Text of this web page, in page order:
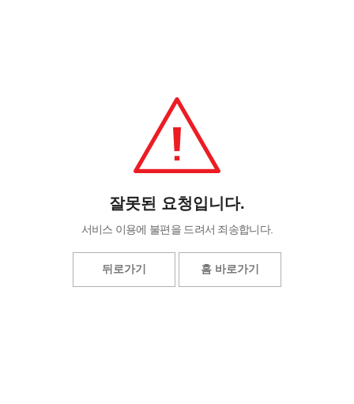
잘못된 요청입니다.
서비스 이용에 불편을 드려서 죄송합니다.
뒤로가기 홈 바로가기